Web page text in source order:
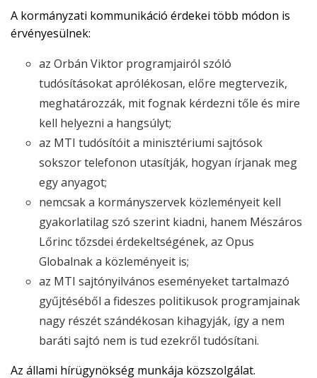
A kormányzati kommunikáció érdekei több módon is
érvényesülnek:
az Orbán Viktor programjairól szóló
tudósításokat aprólékosan, előre megtervezik,
meghatározzák, mit fognak kérdezni tőle és mire
kell helyezni a hangsúlyt;
az MTI tudósítóit a minisztériumi sajtósok
sokszor telefonon utasítják, hogyan írjanak meg
egy anyagot;
nemcsak a kormányszervek közleményeit kell
gyakorlatilag szó szerint kiadni, hanem Mészáros
Lőrinc tőzsdei érdekeltségének, az Opus
Globalnak a közleményeit is;
az MTI sajtónyilvános eseményeket tartalmazó
gyűjtéséből a fideszes politikusok programjainak
nagy részét szándékosan kihagyják, így a nem
baráti sajtó nem is tud ezekről tudósítani.
Az állami hírügynökség munkája közszolgálat.